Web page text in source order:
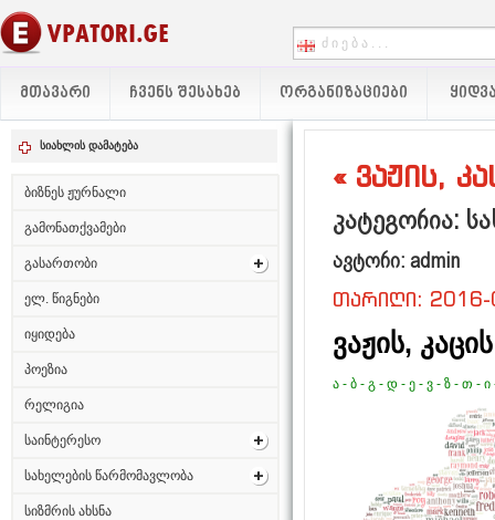
ᲛᲗᲐᲕᲐᲠᲘ ᲩᲕᲔᲜᲡ ᲨᲔᲡᲐᲮᲔᲑ ᲝᲠᲒᲐᲜᲘᲖᲐᲪᲘᲔᲑᲘ
სიახლის დამატება
ბიზნეს ჟურნალი
გამონათქვამები
გასართობი
ელ. წიგნები
იყიდება
პოეზია
რელიგია
საინტერესო
სახელების წარმომავლობა
სიზმრის ახსნა
« ვაჟის,
კატეგორია:
ავტორი: admin
თარიღი:
ვაჟის,
ა - ბ - გ - დ - ე - ვ - ზ - თ - ი